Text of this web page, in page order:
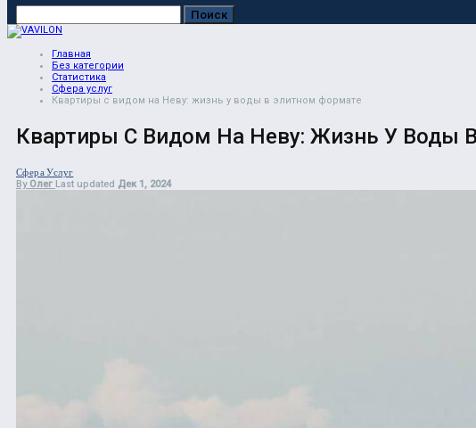
Главная
Без категории
Статистика
Сфера услуг
Квартиры с видом на Неву: жизнь у воды в элитном формате
Квартиры С Видом На Неву: Жизнь У Воды
Сфера Услуг
By Олег Last updated Дек 1, 2024